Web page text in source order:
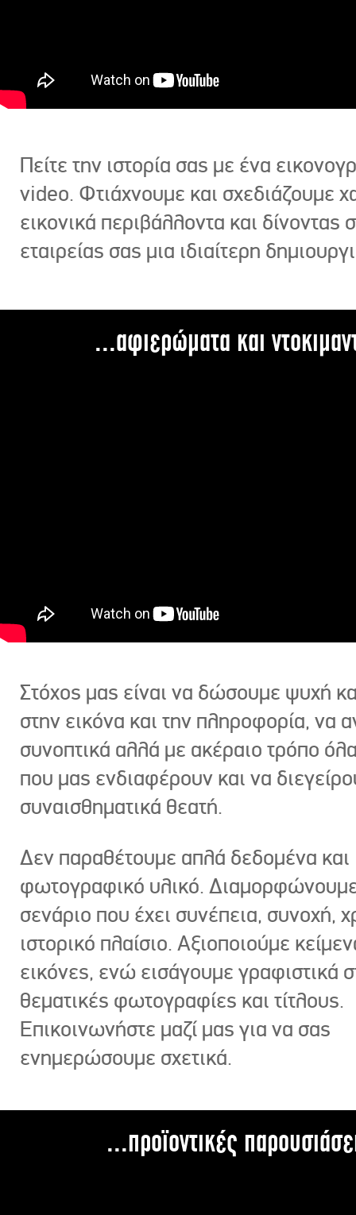
Πείτε την ιστορία σας με ένα
video. Φτιάχνουμε και σχεδιάζουμε
εικονικά περιβάλλοντα και δίνοντας
εταιρείας σας μια ιδιαίτερη
...αφιερώματα και
Στόχος μας είναι να δώσουμε ψυχή
στην εικόνα και την πληροφορία, να
συνοπτικά αλλά με ακέραιο τρόπο
που μας ενδιαφέρουν και να
συναισθηματικά θεατή.
Δεν παραθέτουμε απλά δεδομένα και
φωτογραφικό υλικό.
σενάριο που έχει συνέπεια, συνοχή,
ιστορικό πλαίσιο. Αξιοποιούμε
εικόνες, ενώ εισάγουμε γραφιστικά
θεματικές φωτογραφίες και τίτλους.
Επικοινωνήστε μαζί μας για να σας
ενημερώσουμε σχετικά.
...προϊοντικές